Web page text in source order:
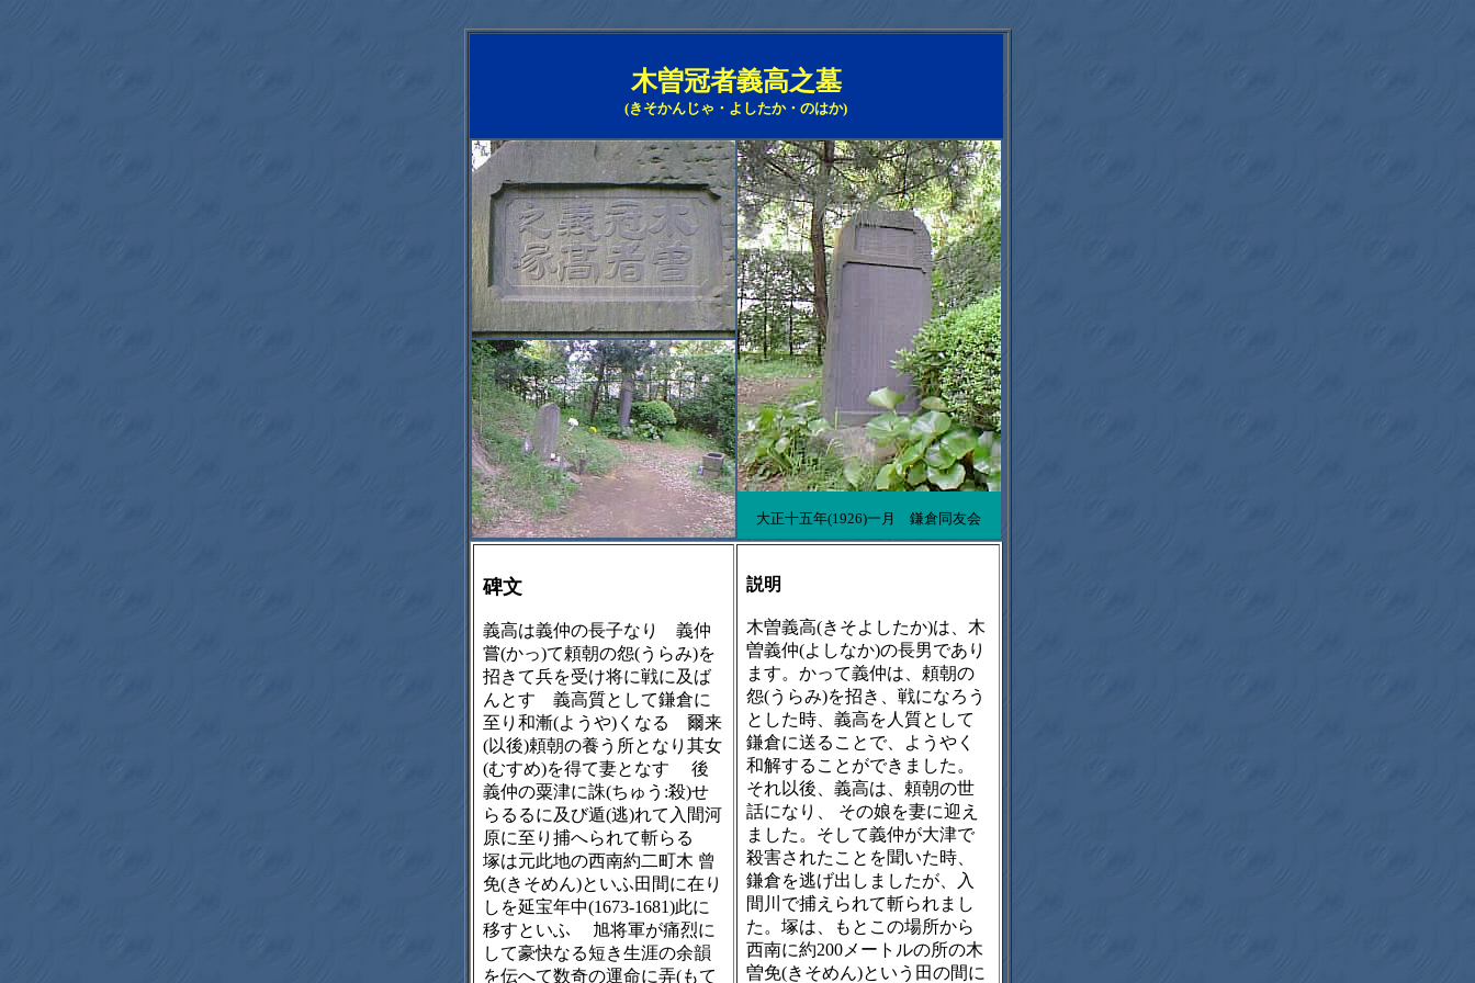
木曽冠者義高之墓
(きそかんじゃ・よしたか・のはか)
大正十五年(1926)一月 鎌倉同友会
碑文
義高は義仲の長子なり 義仲
嘗(かっ)て頼朝の怨(うらみ)を
招きて兵を受け将に戦に及ば
んとす 義高質として鎌倉に
至り和漸(ようや)くなる 爾来
(以後)頼朝の養う所となり其女
(むすめ)を得て妻となす 後
義仲の粟津に誅(ちゅう:殺)せ
らるるに及び遁(逃)れて入間河
原に至り捕へられて斬らる
塚は元此地の西南約二町木 曾
免(きそめん)といふ田間に在り
しを延宝年中(1673‐1681)此に
移すといふ 旭将軍が痛烈に
して豪快なる短き生涯の余韻
を伝へて数奇の運命に弄(もて
説明
木曽義高(きそよしたか)は、木
曽義仲(よしなか)の長男であり
ます。かって義仲は、頼朝の
怨(うらみ)を招き、戦になろう
とした時、義高を人質として
鎌倉に送ることで、ようやく
和解することができました。
それ以後、義高は、頼朝の世
話になり、 その娘を妻に迎え
ました。そして義仲が大津で
殺害されたことを聞いた時、
鎌倉を逃げ出しましたが、入
間川で捕えられて斬られまし
た。塚は、もとこの場所から
西南に約200メートルの所の木
曽免(きそめん)という田の間に